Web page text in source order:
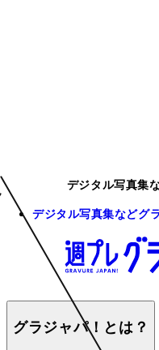
デジタル写真集
デジタル写真集などグ
グラジャパ！とは？